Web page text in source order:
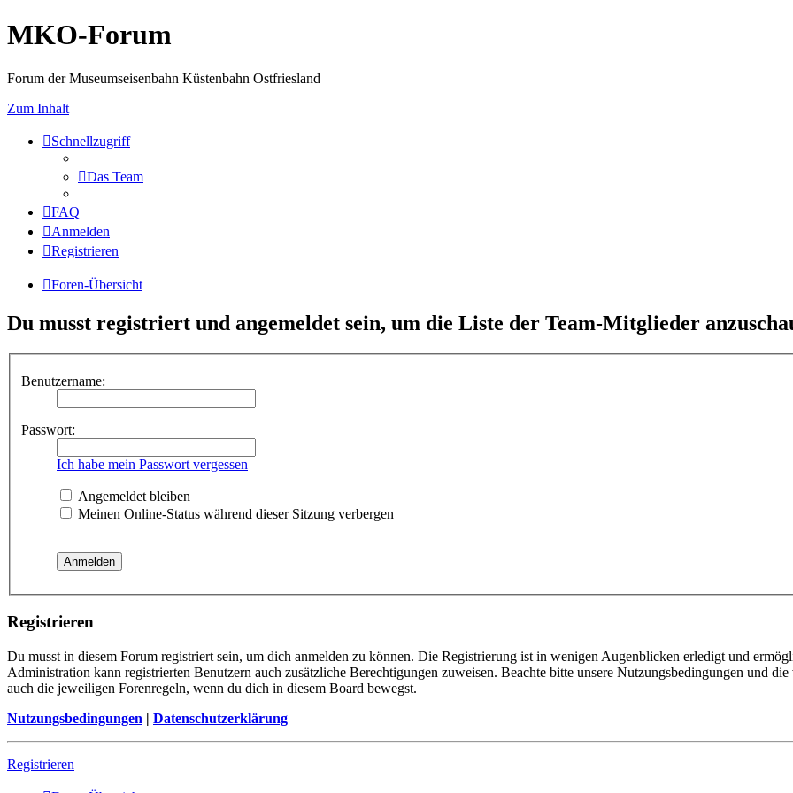
MKO-Forum
Forum der Museumseisenbahn Küstenbahn Ostfriesland
Zum Inhalt
Schnellzugriff
Das Team
FAQ
Anmelden
Registrieren
Foren-Übersicht
Du musst registriert und angemeldet sein, um die Liste der Team-Mitglieder
Benutzername:
Passwort:
Ich habe mein Passwort vergessen
Angemeldet bleiben
Meinen Online-Status während dieser Sitzung verbergen
Registrieren
Du musst in diesem Forum registriert sein, um dich anmelden zu können. Die Registrierung ist in wenigen Augenblicken erledigt und
Administration kann registrierten Benutzern auch zusätzliche Berechtigungen zuweisen. Beachte bitte unsere Nutzungsbedingungen und
auch die jeweiligen Forenregeln, wenn du dich in diesem Board bewegst.
Nutzungsbedingungen | Datenschutzerklärung
Registrieren